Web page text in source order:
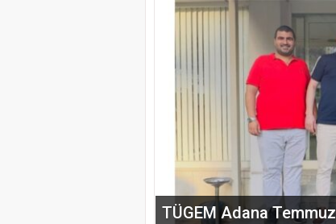
EĞİTİM-BİR-SEN
VEFA VE DAYANIŞMA